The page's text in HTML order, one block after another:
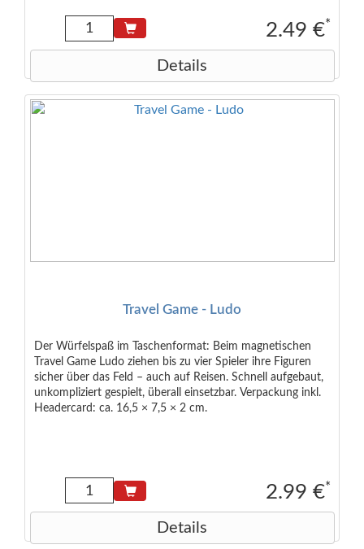
2.49 €*
Details
Travel Game - Ludo
Der Würfelspaß im Taschenformat: Beim magnetischen
Travel Game Ludo ziehen bis zu vier Spieler ihre Figuren
sicher über das Feld – auch auf Reisen. Schnell aufgebaut,
unkompliziert gespielt, überall einsetzbar. Verpackung inkl.
Headercard: ca. 16,5 × 7,5 × 2 cm.
2.99 €*
Details